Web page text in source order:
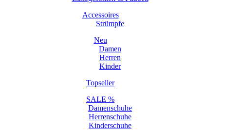
Accessoires
Strümpfe
Neu
Damen
Herren
Kinder
Topseller
SALE %
Damenschuhe
Herrenschuhe
Kinderschuhe